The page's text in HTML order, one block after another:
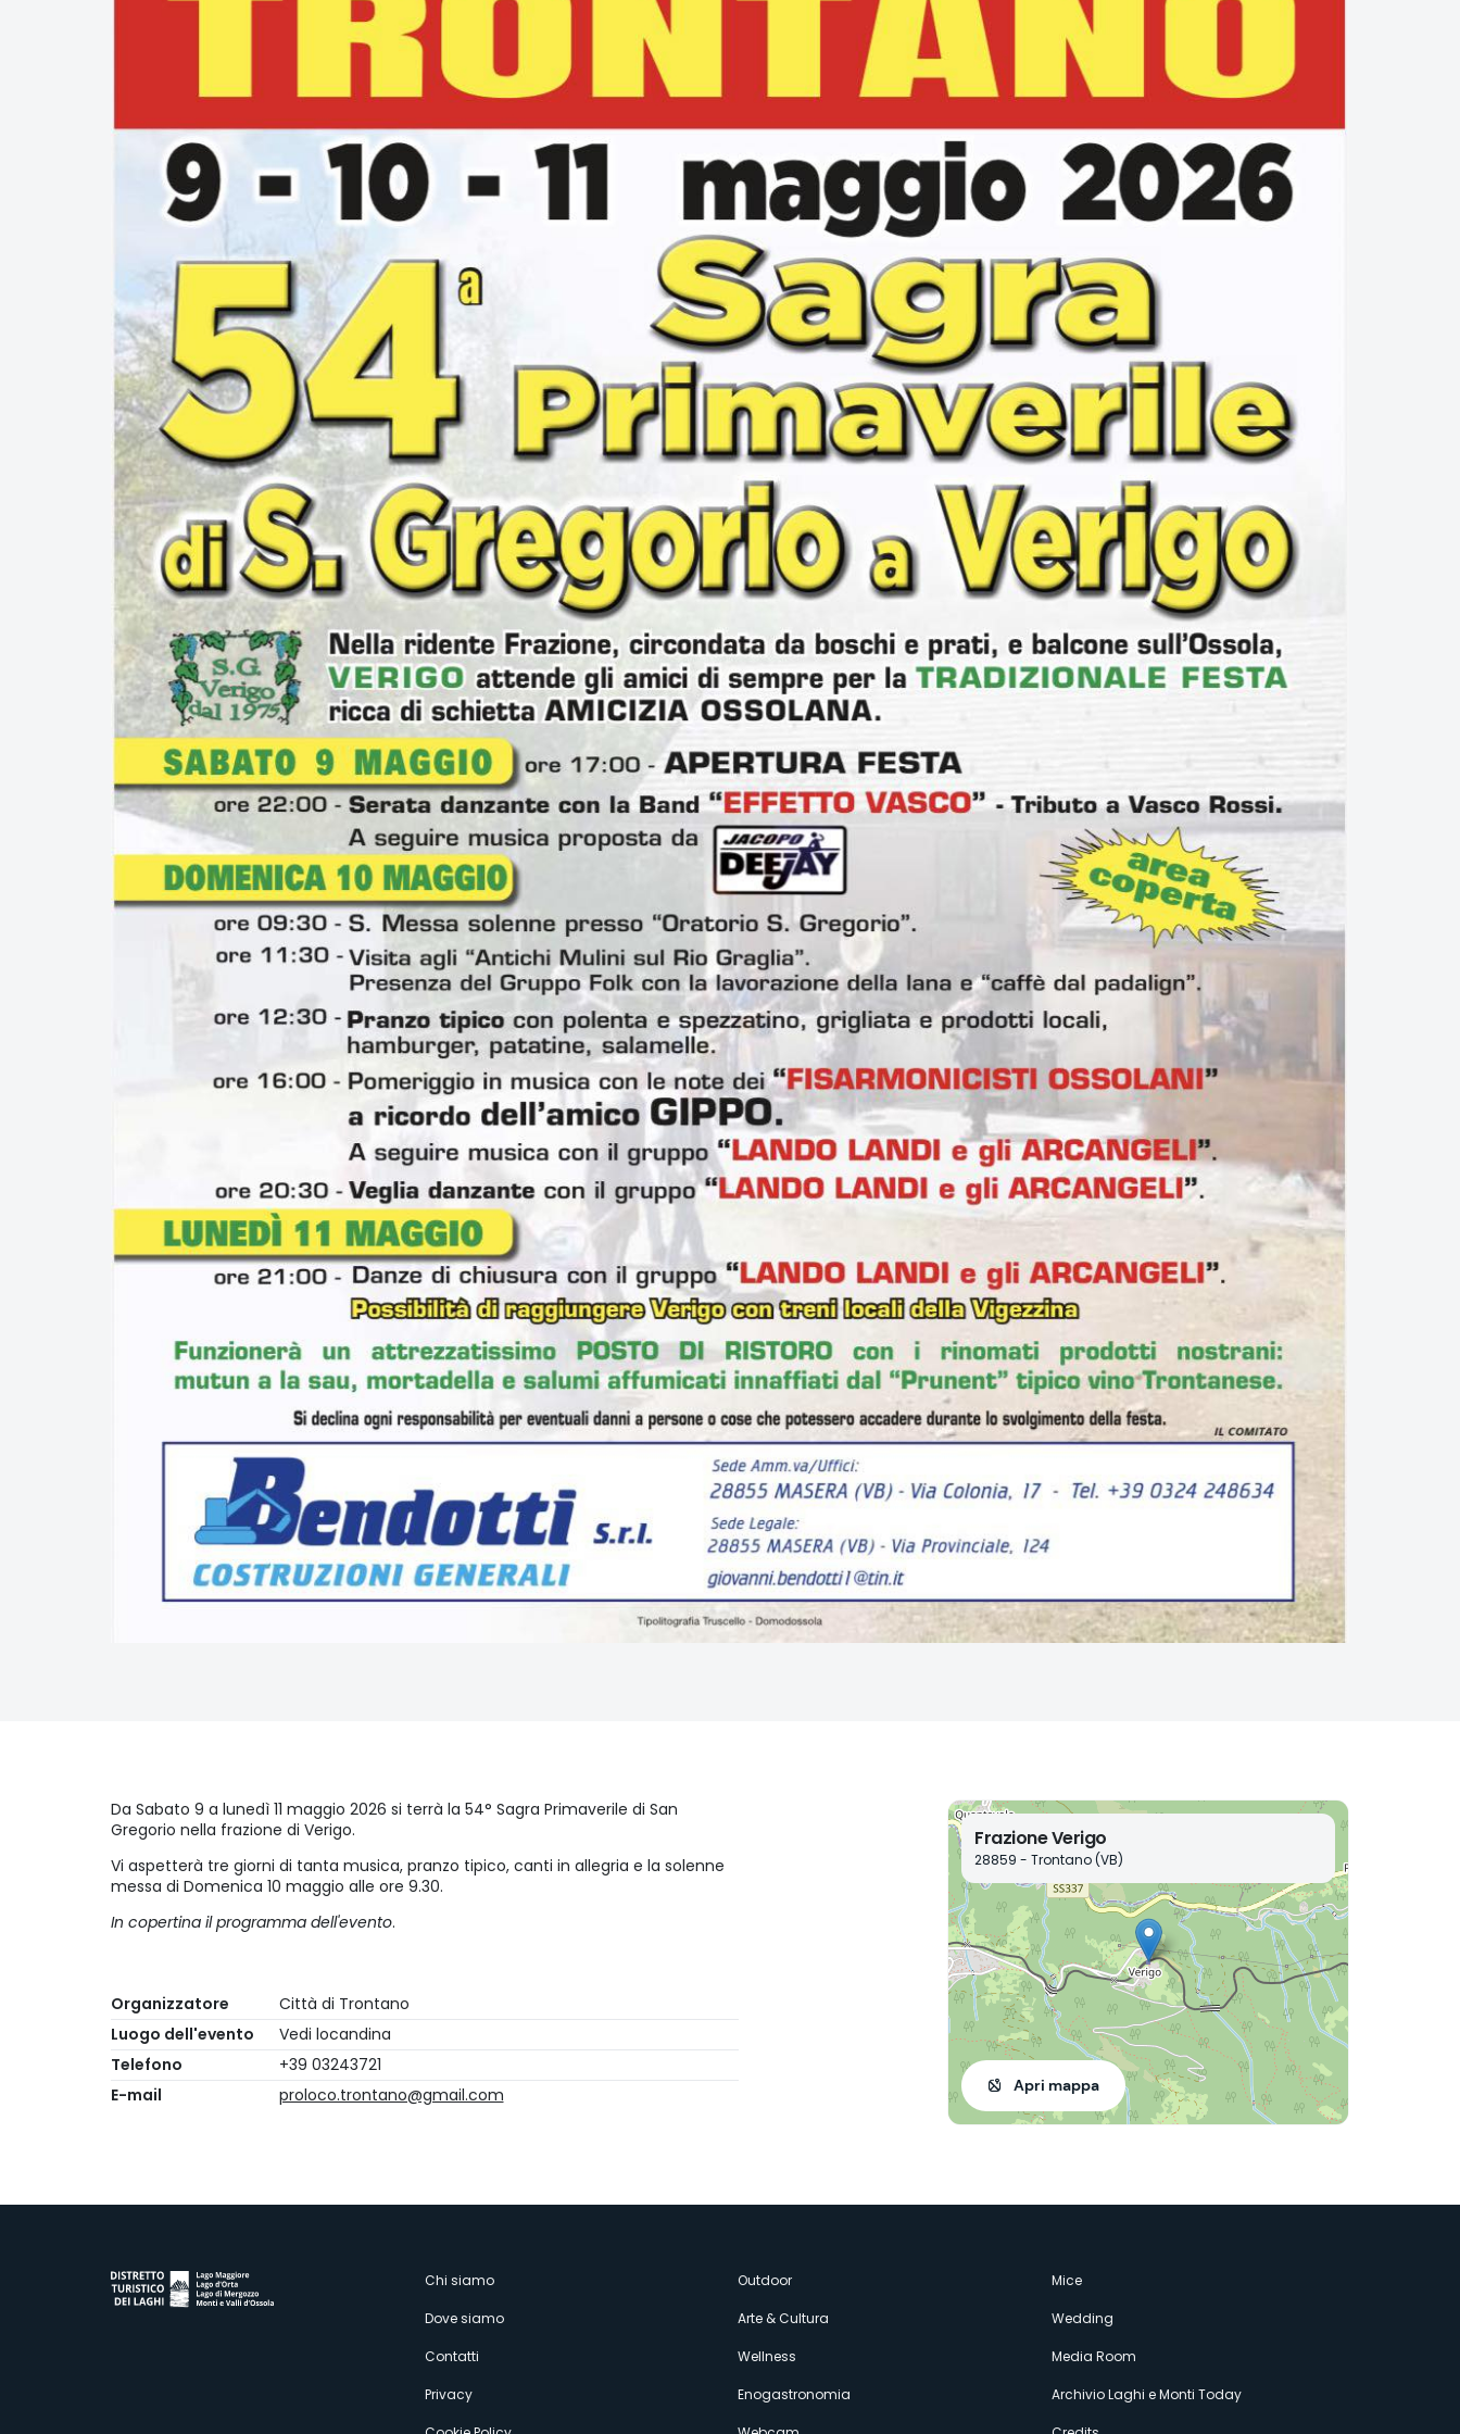
Da Sabato 9 a lunedì 11 maggio 2026 si terrà la 54° Sagra Primaverile di San
Gregorio nella frazione di Verigo.
Vi aspetterà tre giorni di tanta musica, pranzo tipico, canti in allegria e la solenne
messa di Domenica 10 maggio alle ore 9.30.
In copertina il programma dell'evento.
Organizzatore
Città di Trontano
Luogo dell'evento
Vedi locandina
Telefono
+39 03243721
E-mail
proloco.trontano@gmail.com
Frazione Verigo
28859 - Trontano (VB)
Apri mappa
Menù
secondario
Chi siamo
Dove siamo
Contatti
Privacy
Outdoor
Arte & Cultura
Wellness
Enogastronomia
Mice
Wedding
Media Room
Archivio Laghi e Monti Today